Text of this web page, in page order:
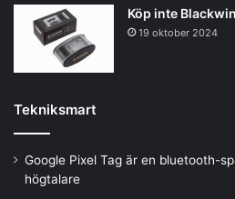
Köp inte
19 oktober 2024
Tekniksmart
Google Pixel Tag är en bluetooth-
högtalare